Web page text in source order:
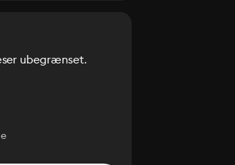
ubegrænset.